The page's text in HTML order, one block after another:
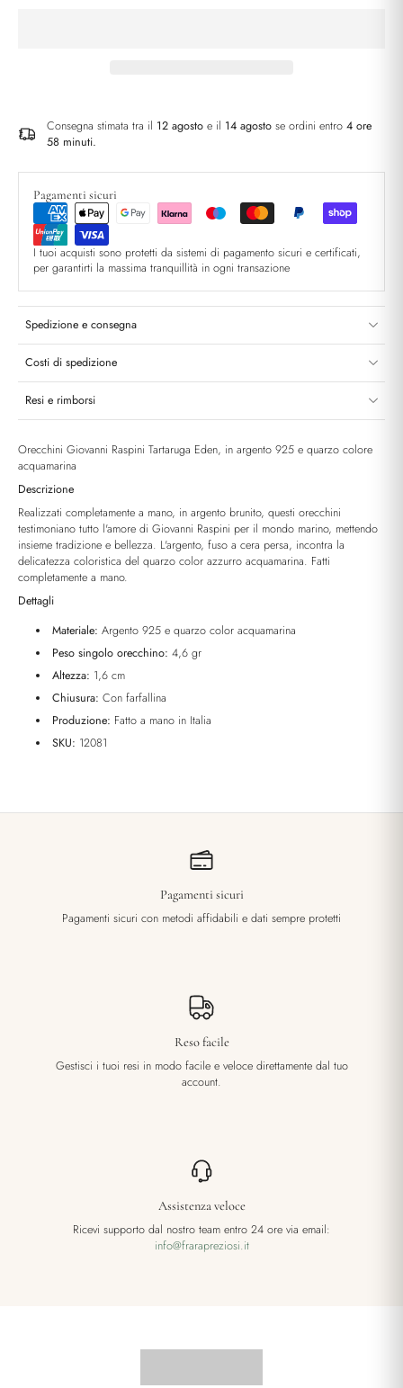
Consegna stimata tra il 12 agosto e il 14 agosto se ordini entro 4 ore
58 minuti.
Pagamenti sicuri
I tuoi acquisti sono protetti da sistemi di pagamento sicuri e certificati,
per garantirti la massima tranquillità in ogni transazione
Spedizione e consegna
Costi di spedizione
Resi e rimborsi
Orecchini Giovanni Raspini Tartaruga Eden, in argento 925 e quarzo colore
acquamarina
Descrizione
Realizzati completamente a mano, in argento brunito, questi orecchini
testimoniano tutto l'amore di Giovanni Raspini per il mondo marino, mettendo
insieme tradizione e bellezza. L'argento, fuso a cera persa, incontra la
delicatezza coloristica del quarzo color azzurro acquamarina. Fatti
completamente a mano.
Dettagli
Materiale: Argento 925 e quarzo color acquamarina
Peso singolo orecchino: 4,6 gr
Altezza: 1,6 cm
Chiusura: Con farfallina
Produzione: Fatto a mano in Italia
SKU: 12081
Pagamenti sicuri
Pagamenti sicuri con metodi affidabili e dati sempre protetti
Reso facile
Gestisci i tuoi resi in modo facile e veloce direttamente dal tuo
account.
Assistenza veloce
Ricevi supporto dal nostro team entro 24 ore via email:
info@frarapreziosi.it